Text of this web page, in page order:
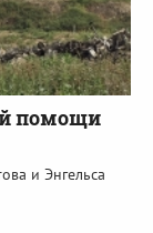
помощи
и Энгельса